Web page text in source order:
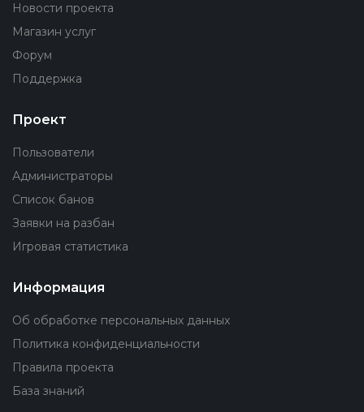
Новости проекта
Магазин услуг
Форум
Поддержка
Проект
Пользователи
Администраторы
Список банов
Заявки на разбан
Игровая статистика
Информация
Об обработке персональных данных
Политика конфиденциальности
Правила проекта
База знаний